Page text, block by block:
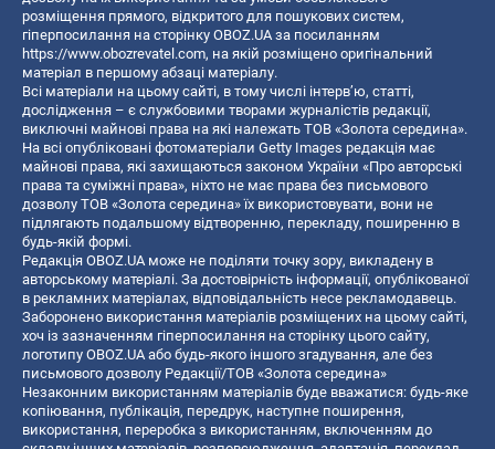
розміщення прямого, відкритого для пошукових систем,
гіперпосилання на сторінку OBOZ.UA за посиланням
https://www.obozrevatel.com, на якій розміщено оригінальний
матеріал в першому абзаці матеріалу.
Всі матеріали на цьому сайті, в тому числі інтерв’ю, статті,
дослідження – є службовими творами журналістів редакції,
виключні майнові права на які належать ТОВ «Золота середина».
На всі опубліковані фотоматеріали Getty Images редакція має
майнові права, які захищаються законом України «Про авторські
права та суміжні права», ніхто не має права без письмового
дозволу ТОВ «Золота середина» їх використовувати, вони не
підлягають подальшому відтворенню, перекладу, поширенню в
будь-якій формі.
Редакція OBOZ.UA може не поділяти точку зору, викладену в
авторському матеріалі. За достовірність інформації, опублікованої
в рекламних матеріалах, відповідальність несе рекламодавець.
Заборонено використання матеріалів розміщених на цьому сайті,
хоч із зазначенням гіперпосилання на сторінку цього сайту,
логотипу OBOZ.UA або будь-якого іншого згадування, але без
письмового дозволу Редакції/ТОВ «Золота середина»
Незаконним використанням матеріалів буде вважатися: будь-яке
копiювання, публiкацiя, передрук, наступне поширення,
використання, переробка з використанням, включенням до